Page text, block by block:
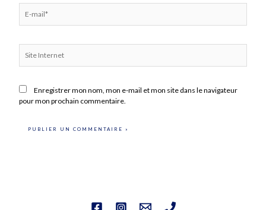
mail*
Internet
Enregistrer mon nom, mon e-mail et mon site dans le navigateur
pour mon prochain commentaire.